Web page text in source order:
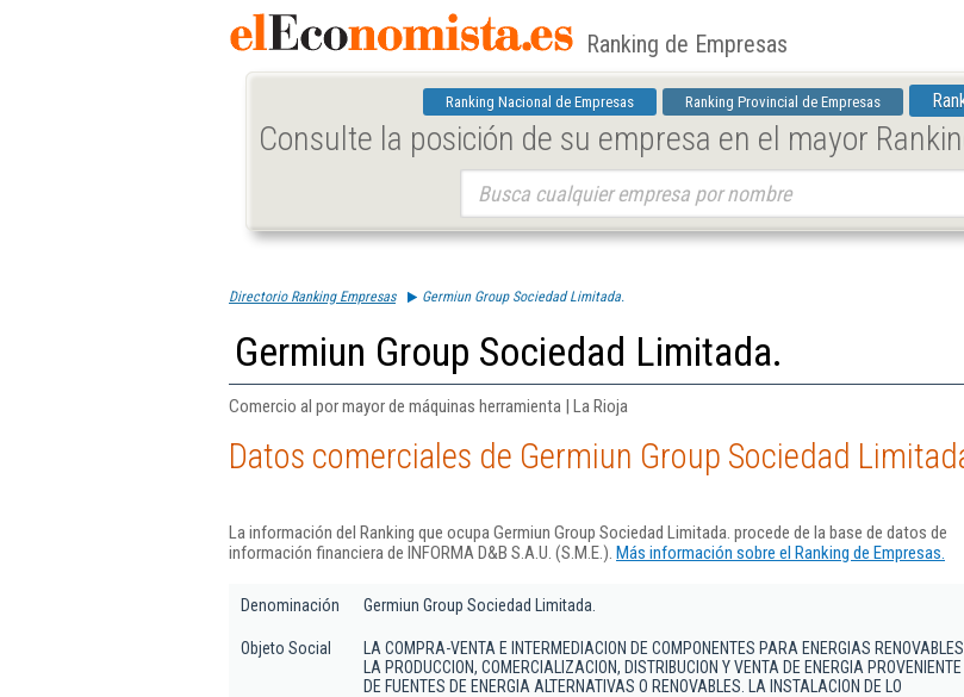
Ranking de Empresas
Ranking Nacional de Empresas Ranking Provincial de Empresas
Consulte la posición de su empresa en el mayor
Directorio Ranking Empresas Germiun Group Sociedad Limitada.
Germiun Group Sociedad Limitada.
Comercio al por mayor de máquinas herramienta | La Rioja
Datos comerciales de Germiun Group Sociedad
La información del Ranking que ocupa Germiun Group Sociedad Limitada. procede de la base de datos de
información financiera de INFORMA D&B S.A.U. (S.M.E.). Más información sobre el Ranking de Empresas.
Denominación Germiun Group Sociedad Limitada.
Objeto Social
LA COMPRA-VENTA E INTERMEDIACION DE COMPONENTES PARA ENERGIAS RENOVABLES.
LA PRODUCCION, COMERCIALIZACION, DISTRIBUCION Y VENTA DE ENERGIA PROVENIENTE
DE FUENTES DE ENERGIA ALTERNATIVAS O RENOVABLES. LA INSTALACION DE LO